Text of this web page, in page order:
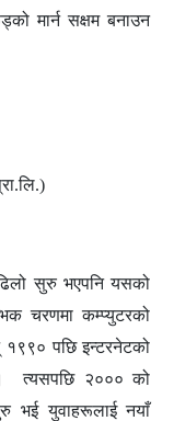
मार्न सक्षम बनाउन
सुरु भएपनि यसको
चरणमा कम्प्युटरको
१९९० पछि इन्टरनेटको
त्यसपछि २००० को
भई युवाहरूलाई नयाँ